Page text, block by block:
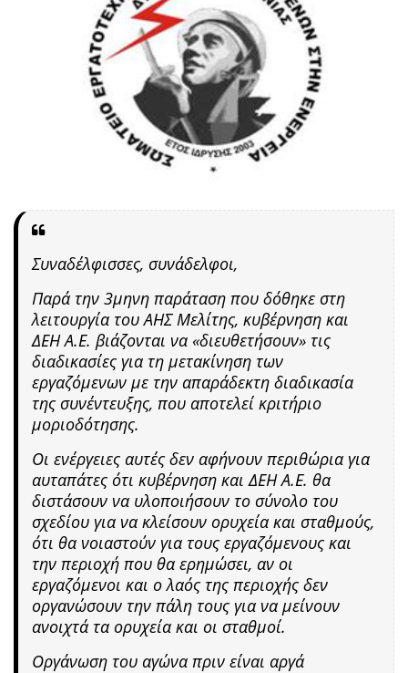
Συναδέλφισσες, συνάδελφοι,
Παρά την 3μηνη παράταση που δόθηκε στη
λειτουργία του ΑΗΣ Μελίτης, κυβέρνηση και
ΔΕΗ Α.Ε. βιάζονται να «διευθετήσουν» τις
διαδικασίες για τη μετακίνηση των
εργαζόμενων με την απαράδεκτη διαδικασία
της συνέντευξης, που αποτελεί κριτήριο
μοριοδότησης.
Οι ενέργειες αυτές δεν αφήνουν περιθώρια για
αυταπάτες ότι κυβέρνηση και ΔΕΗ Α.Ε. θα
διστάσουν να υλοποιήσουν το σύνολο του
σχεδίου για να κλείσουν ορυχεία και σταθμούς,
ότι θα νοιαστούν για τους εργαζόμενους και
την περιοχή που θα ερημώσει, αν οι
εργαζόμενοι και ο λαός της περιοχής δεν
οργανώσουν την πάλη τους για να μείνουν
ανοιχτά τα ορυχεία και οι σταθμοί.
Οργάνωση του αγώνα πριν είναι αργά